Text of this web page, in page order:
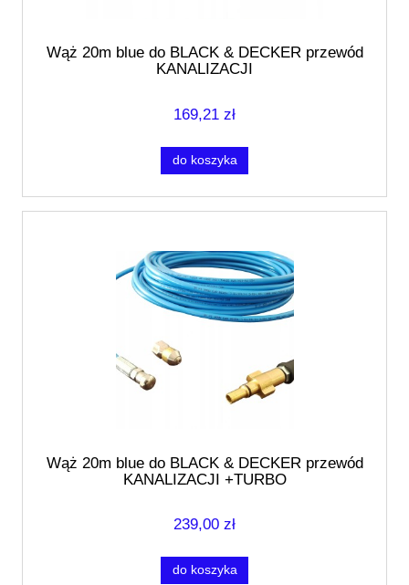
Wąż 20m blue do BLACK & DECKER przewód
KANALIZACJI
169,21 zł
do koszyka
Wąż 20m blue do BLACK & DECKER przewód
KANALIZACJI +TURBO
239,00 zł
do koszyka